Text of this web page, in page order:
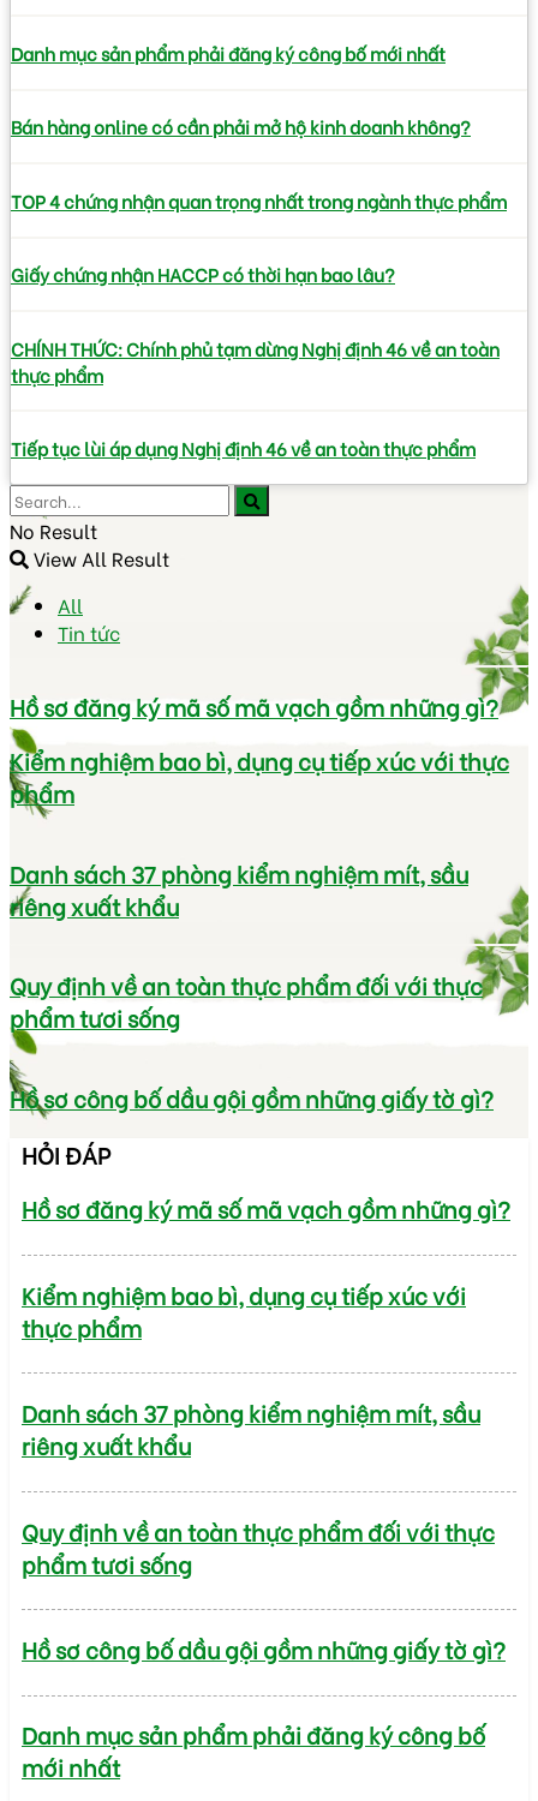
Danh mục sản phẩm phải đăng ký công bố mới nhất
Bán hàng online có cần phải mở hộ kinh doanh không?
TOP 4 chứng nhận quan trọng nhất trong ngành thực phẩm
Giấy chứng nhận HACCP có thời hạn bao lâu?
CHÍNH THỨC: Chính phủ tạm dừng Nghị định 46 về an toàn
thực phẩm
Tiếp tục lùi áp dụng Nghị định 46 về an toàn thực phẩm
No Result
View All Result
All
Tin tức
Hồ sơ đăng ký mã số mã vạch gồm những gì?
Kiểm nghiệm bao bì, dụng cụ tiếp xúc với thực
phẩm
Danh sách 37 phòng kiểm nghiệm mít, sầu
riêng xuất khẩu
Quy định về an toàn thực phẩm đối với thực
phẩm tươi sống
Hồ sơ công bố dầu gội gồm những giấy tờ gì?
HỎI ĐÁP
Hồ sơ đăng ký mã số mã vạch gồm những gì?
Kiểm nghiệm bao bì, dụng cụ tiếp xúc với
thực phẩm
Danh sách 37 phòng kiểm nghiệm mít, sầu
riêng xuất khẩu
Quy định về an toàn thực phẩm đối với thực
phẩm tươi sống
Hồ sơ công bố dầu gội gồm những giấy tờ gì?
Danh mục sản phẩm phải đăng ký công bố
mới nhất